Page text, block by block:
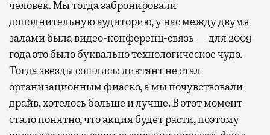
человек. Мы тогда забронировали
дополнительную аудиторию, у нас между двумя
залами была видео-конференц-связь — для 2009
года это было буквально технологическое чудо.
Тогда звезды сошлись: диктант не стал
организационным фиаско, а мы почувствовали
драйв, хотелось больше и лучше. В этот момент
стало понятно, что акция будет расти, поэтому